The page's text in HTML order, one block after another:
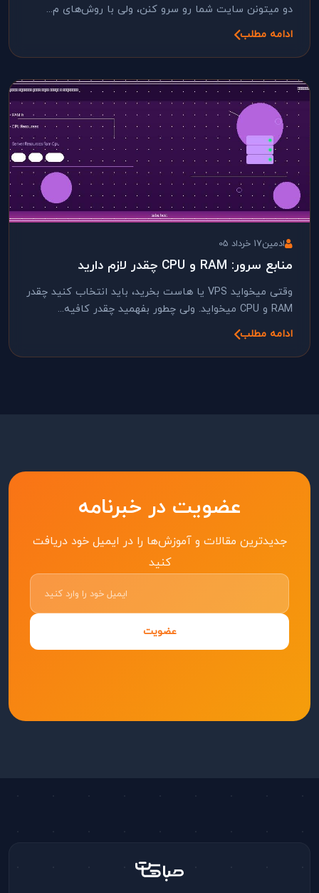
دو میتونن سایت شما رو سرو کنن، ولی با روش‌های م...
ادامه مطلب
ادمین17 خرداد 05
منابع سرور: RAM و CPU چقدر لازم دارید
وقتی میخواید VPS یا هاست بخرید، باید انتخاب کنید چقدر
RAM و CPU میخواید. ولی چطور بفهمید چقدر کافیه...
ادامه مطلب
عضویت در خبرنامه
جدیدترین مقالات و آموزش‌ها را در ایمیل خود دریافت
کنید
عضویت